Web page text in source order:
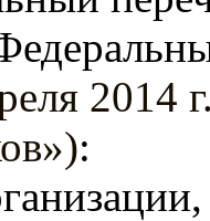
2014
: